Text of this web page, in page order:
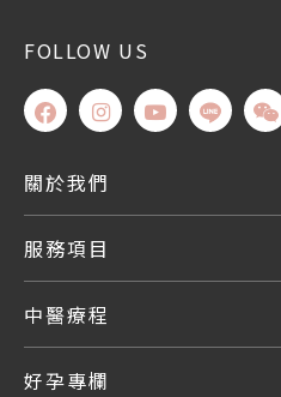
FOLLOW US
關於我們
服務項目
中醫療程
好孕專欄